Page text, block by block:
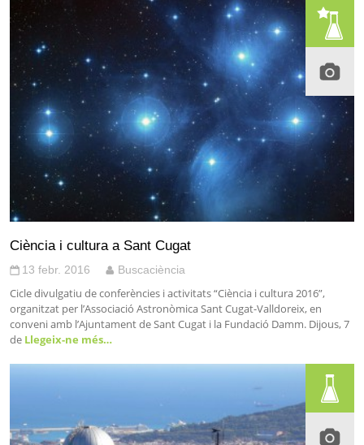
Ciència i cultura a Sant Cugat
13 febr. 2016 Buscaciència
Cicle divulgatiu de conferències i activitats “Ciència i cultura 2016”,
organitzat per l’Associació Astronòmica Sant Cugat-Valldoreix, en
conveni amb l’Ajuntament de Sant Cugat i la Fundació Damm. Dijous, 7
de Llegeix-ne més…